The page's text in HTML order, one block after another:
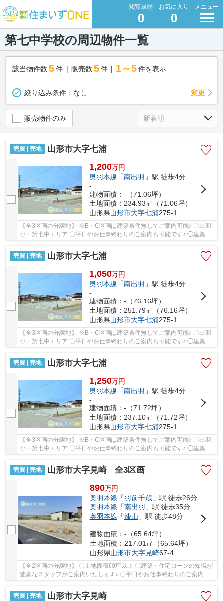
閲覧履歴
0
お気に入り
0
メニュー
第七中学校の周辺物件一覧
該当物件数 5件 販売数 5 件 1～5 件を表示
絞り込み条件： なし 変更
販売物件のみ
売買 | 売地 山形市大字七浦
1,200万円
奥羽本線 「南出羽 」駅 徒歩4分
-
建物面積：-（71.06坪）
土地面積：234.93㎡（71.06坪）
山形県山形市大字七浦275-1
【全3区画の分譲地】 ※B・C区画は建築条件無しでご案内可能♪ 〇出羽
小・第七中エリア 〇平日やお仕事終わりのご案内も可能です♪ ◯建築業
売買 | 売地
山形市大字七浦
1,050万円
奥羽本線 「南出羽 」駅 徒歩4分
-
建物面積：-（76.16坪）
土地面積：251.79㎡（76.16坪）
山形県山形市大字七浦275-1
【全3区画の分譲地】 ※B・C区画は建築条件無しでご案内可能♪ 〇出羽
小・第七中エリア 〇平日やお仕事終わりのご案内も可能です♪ ◯建築業
売買 | 売地
山形市大字七浦
1,250万円
奥羽本線 「南出羽 」駅 徒歩4分
-
建物面積：-（71.72坪）
土地面積：237.10㎡（71.72坪）
山形県山形市大字七浦275-1
【全3区画の分譲地】 ※B・C区画は建築条件無しでご案内可能♪ 〇出羽
小・第七中エリア 〇平日やお仕事終わりのご案内も可能です♪ ◯建築業
売買 | 売地
山形市大字見崎 全3区画
890万円
奥羽本線 「羽前千歳」駅 徒歩26分
奥羽本線 「南出羽 」駅 徒歩35分
奥羽本線 「漆山 」駅 徒歩48分
-
建物面積：-（65.64坪）
土地面積：217.01㎡（65.64坪）
山形県山形市大字見崎67-4
【全2区画の分譲地】 〇土地面積60坪以上 〇建築・住宅ローンの知識が
豊富なスタッフがご案内いたします♪ 〇平日やお仕事終わりのご案内も
売買 | 売地
山形市大字見崎